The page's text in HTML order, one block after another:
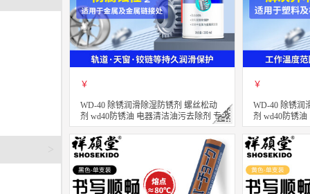
￥
WD-40 除锈润滑除湿防锈剂 螺丝松动
剂 wd40防锈油 电器清洁油污去除剂 专
效型高效白锂润滑脂 360ml
立即购买
￥
WD-40 除锈润
剂 wd40防锈
效型高效矽质
立即购买